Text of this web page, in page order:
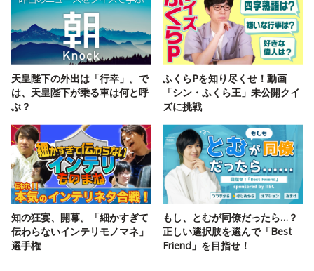
天皇陛下の外出は「行幸」。で
は、天皇陛下が乗る車は何と呼
ぶ？
ふくらPを知り尽くせ！動画
「シン・ふくら王」未公開クイ
ズに挑戦
知の狂宴、開幕。「細かすぎて
伝わらないインテリモノマネ」
選手権
もし、とむが同僚だったら…？
正しい選択肢を選んで「Best
Friend」を目指せ！